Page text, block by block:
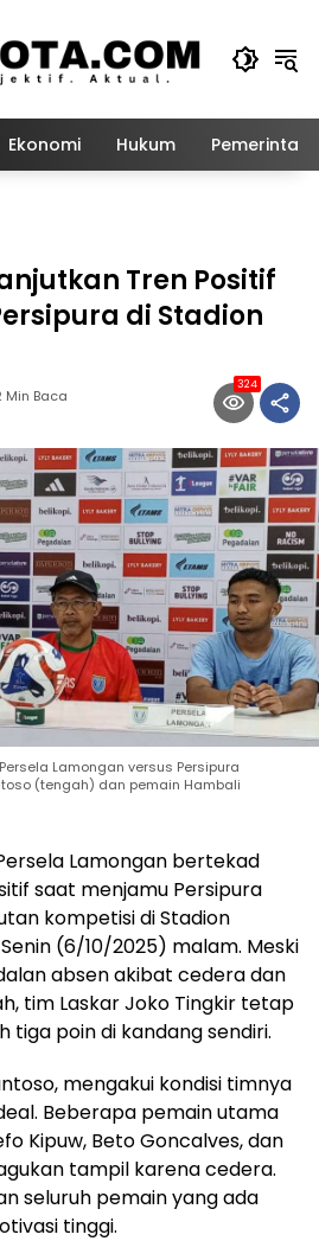
Ekonomi Hukum
Tren Positif
di Stadion
Min Baca
324
Lamongan versus Persipura
(tengah) dan pemain Hambali
Lamongan bertekad
saat menjamu Persipura
kompetisi di Stadion
(6/10/2025) malam. Meski
absen akibat cedera dan
tim Laskar Joko Tingkir tetap
tiga poin di kandang sendiri.
mengakui kondisi timnya
Beberapa pemain utama
Kipuw, Beto Goncalves, dan
tampil karena cedera.
seluruh pemain yang ada
tinggi.